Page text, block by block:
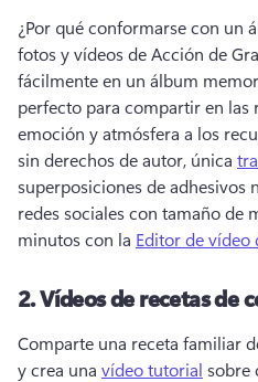
¿Por qué conformarse con un
fotos y vídeos de Acción de
fácilmente en un álbum
perfecto para compartir en las
emoción y atmósfera a los
sin derechos de autor, única
superposiciones de adhesivos
redes sociales con tamaño de
minutos con la Editor de vídeo
2.Vídeos de recetas de
Comparte una receta familiar
y crea una vídeo tutorial sobre